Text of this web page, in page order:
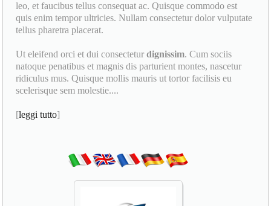
leo, et faucibus tellus consequat ac. Quisque commodo est
quis enim tempor ultricies. Nullam consectetur dolor vulputate
tellus pharetra placerat.
Ut eleifend orci et dui consecteturdignissim. Cum sociis
natoque penatibus et magnis dis parturient montes, nascetur
ridiculus mus. Quisque mollis mauris ut tortor facilisis eu
scelerisque sem molestie....
[leggi tutto]